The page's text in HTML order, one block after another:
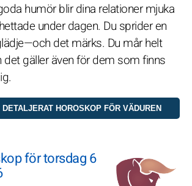
humör blir dina relationer mjuka
under dagen. Du sprider en
det märks. Du mår helt
det gäller även för dem som finns
för torsdag 6